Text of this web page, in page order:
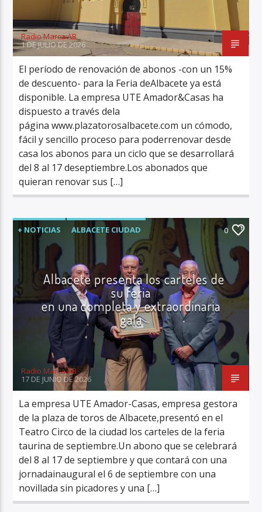
Radio Marca AB
1 DE JULIO DE 2026
El período de renovación de abonos -con un 15%
de descuento- para la Feria deAlbacete ya está
disponible. La empresa UTE Amador&Casas ha
dispuesto a través dela
página www.plazatorosalbacete.com un cómodo,
fácil y sencillo proceso para poderrenovar desde
casa los abonos para un ciclo que se desarrollará
del 8 al 17 deseptiembre.Los abonados que
quieran renovar sus […]
+ NOTICIAS
ALBACETE CIUDAD
FERIA DE ALBACETE
ÚLTIMA HORA
0
Albacete presenta los carteles de
su feria
en una completa y extraordinaria
gala
Radio Marca AB
17 DE JUNIO DE 2026
La empresa UTE Amador-Casas, empresa gestora
de la plaza de toros de Albacete,presentó en el
Teatro Circo de la ciudad los carteles de la feria
taurina de septiembre.Un abono que se celebrará
del 8 al 17 de septiembre y que contará con una
jornadainaugural el 6 de septiembre con una
novillada sin picadores y una […]